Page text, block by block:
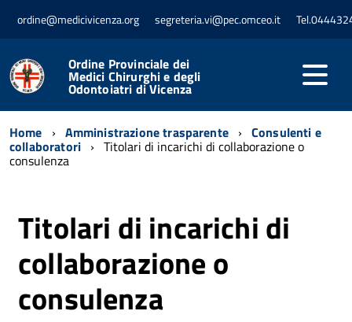
ordine@medicivicenza.org segreteria.vi@pec.omceo.it
Ordine Provinciale dei
Medici Chirurghi e degli
Odontoiatri di Vicenza
Home Amministrazione trasparente Consulenti e
collaboratori Titolari di incarichi di collaborazione o
consulenza
Titolari di incarichi di
collaborazione o
consulenza